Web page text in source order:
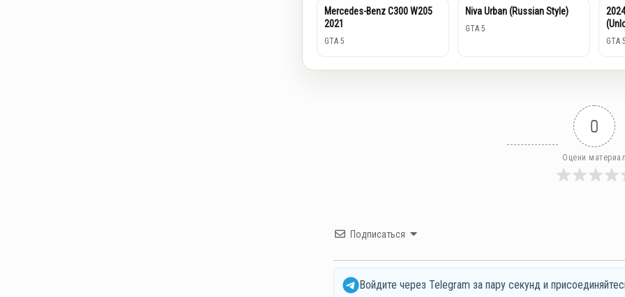
Mercedes-Benz C300 W205
2021
GTA 5
Niva Urban (Russian Style)
GTA 5
GTA 5
0
Оцени материал
Подписаться
Войдите через Telegram за пару секунд и